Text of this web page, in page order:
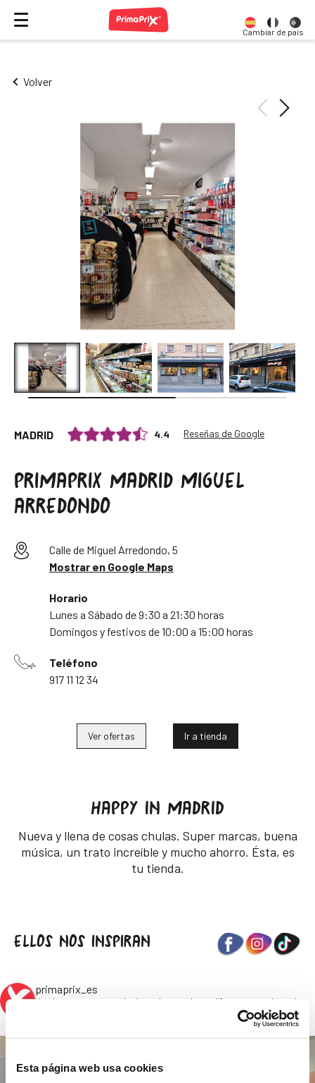
Esta página web usa cookies
Cambiar de país
Volver
MADRID 4.4 Reseñas de Google
PRIMAPRIX MADRID MIGUEL
ARREDONDO
Calle de Miguel Arredondo, 5
Mostrar en Google Maps
Horario
Lunes a Sábado de 9:30 a 21:30 horas
Domingos y festivos de 10:00 a 15:00 horas
Teléfono
917 11 12 34
Ver ofertas Ir a tienda
HAPPY IN MADRID
Nueva y llena de cosas chulas. Super marcas, buena
música, un trato increíble y mucho ahorro. Ésta, es
tu tienda.
ELLOS NOS INSPIRAN
primaprix_es
Vender marcas a precio de outlet, nos hace diferentes. #primaprix